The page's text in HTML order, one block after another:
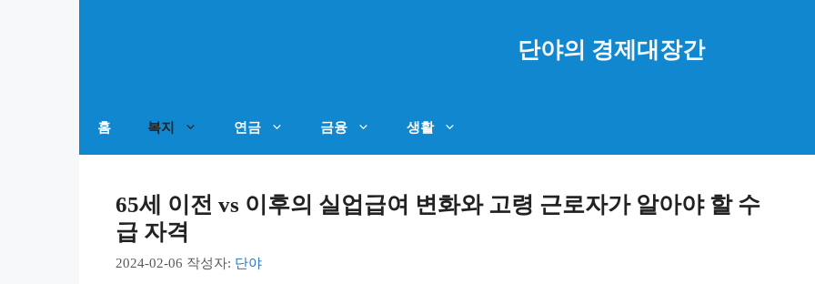
단야의 경제대장간
홈 복지 연금 금융 생활
65세 이전 vs 이후의 실업급여 변화와 고령 근로자가 알아야 할 수
급 자격
2024-02-06 작성자: 단야